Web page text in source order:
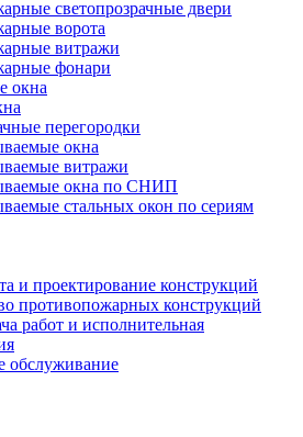
светопрозрачные двери
ворота
витражи
фонари
окна
перегородки
окна
витражи
окна по СНИП
стальных окон по сериям
и проектирование конструкций
противопожарных конструкций
работ и исполнительная
обслуживание